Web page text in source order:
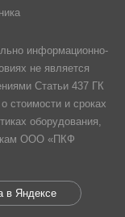
информационно-
не является
Статьи 437 ГК
стоимости и сроках
оборудования,
ООО «ПКФ
в Яндексе